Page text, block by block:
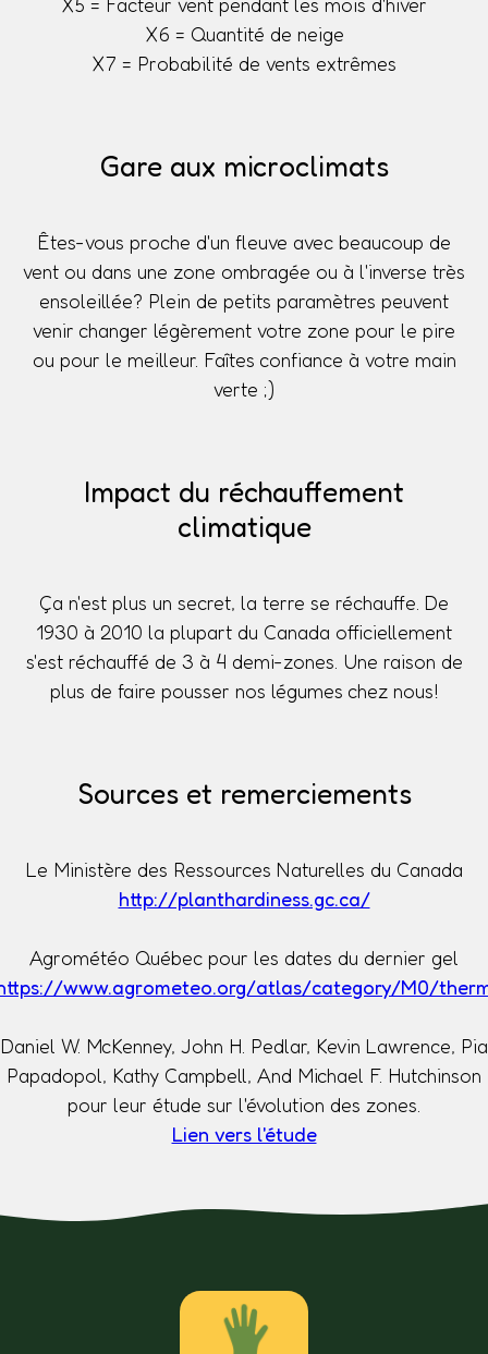
X5 = Facteur vent pendant les mois d'hiver
X6 = Quantité de neige
X7 = Probabilité de vents extrêmes
Gare aux microclimats
Êtes-vous proche d'un fleuve avec beaucoup de
vent ou dans une zone ombragée ou à l'inverse très
ensoleillée? Plein de petits paramètres peuvent
venir changer légèrement votre zone pour le pire
ou pour le meilleur. Faîtes confiance à votre main
verte ;)
Impact du réchauffement
climatique
Ça n'est plus un secret, la terre se réchauffe. De
1930 à 2010 la plupart du Canada officiellement
s'est réchauffé de 3 à 4 demi-zones. Une raison de
plus de faire pousser nos légumes chez nous!
Sources et remerciements
Le Ministère des Ressources Naturelles du Canada
http://planthardiness.gc.ca/
Agrométéo Québec pour les dates du dernier gel
www.agrometeo.org/atlas/category/M0/
Daniel W. McKenney, John H. Pedlar, Kevin Lawrence, Pia
Papadopol, Kathy Campbell, And Michael F. Hutchinson
pour leur étude sur l'évolution des zones.
Lien vers l'étude